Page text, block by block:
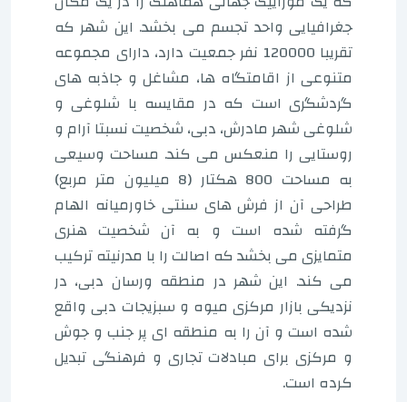
جغرافیایی واحد تجسم می بخشد. این شهر که
تقریبا 120000 نفر جمعیت دارد، دارای مجموعه
متنوعی از اقامتگاه ها، مشاغل و جاذبه های
گردشگری است که در مقایسه با شلوغی و
شلوغی شهر مادرش، دبی، شخصیت نسبتا آرام و
روستایی را منعکس می کند. مساحت وسیعی
به مساحت 800 هکتار (8 میلیون متر مربع)
طراحی آن از فرش های سنتی خاورمیانه الهام
گرفته شده است و به آن شخصیت هنری
متمایزی می بخشد که اصالت را با مدرنیته ترکیب
می کند. این شهر در منطقه ورسان دبی، در
نزدیکی بازار مرکزی میوه و سبزیجات دبی واقع
شده است و آن را به منطقه ای پر جنب و جوش
و مرکزی برای مبادلات تجاری و فرهنگی تبدیل
کرده است.